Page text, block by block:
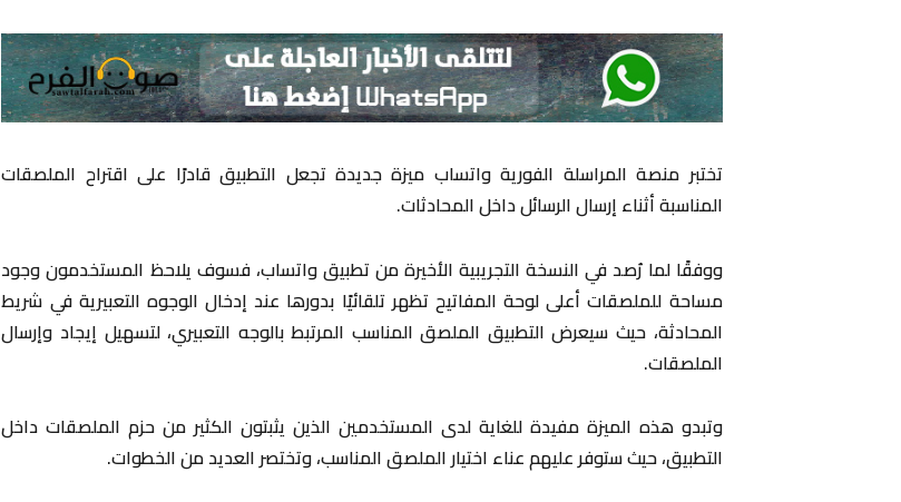
تختبر منصة المراسلة الفورية واتساب ميزة جديدة تجعل التطبيق قادرًا على اقتراح الملصقات
المناسبة أثناء إرسال الرسائل داخل المحادثات.
ووفقًا لما رُصد في النسخة التجريبية الأخيرة من تطبيق واتساب، فسوف يلاحظ المستخدمون وجود
مساحة للملصقات أعلى لوحة المفاتيح تظهر تلقائيًا بدورها عند إدخال الوجوه التعبيرية في شريط
المحادثة، حيث سيعرض التطبيق الملصق المناسب المرتبط بالوجه التعبيري، لتسهيل إيجاد وإرسال
الملصقات.
وتبدو هذه الميزة مفيدة للغاية لدى المستخدمين الذين يثبتون الكثير من حزم الملصقات داخل
التطبيق، حيث ستوفر عليهم عناء اختيار الملصق المناسب، وتختصر العديد من الخطوات.